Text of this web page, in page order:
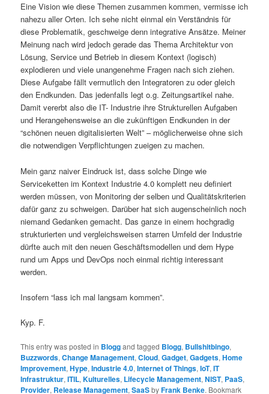
Eine Vision wie diese Themen zusammen kommen, vermisse ich
nahezu aller Orten. Ich sehe nicht einmal ein Verständnis für
diese Problematik, geschweige denn integrative Ansätze. Meiner
Meinung nach wird jedoch gerade das Thema Architektur von
Lösung, Service und Betrieb in diesem Kontext (logisch)
explodieren und viele unangenehme Fragen nach sich ziehen.
Diese Aufgabe fällt vermutlich den Integratoren zu oder gleich
den Endkunden. Das jedenfalls legt o.g. Zeitungsartikel nahe.
Damit vererbt also die IT- Industrie ihre Strukturellen Aufgaben
und Herangehensweise an die zukünftigen Endkunden in der
“schönen neuen digitalisierten Welt” – möglicherweise ohne sich
die notwendigen Verpflichtungen zueigen zu machen.
Mein ganz naiver Eindruck ist, dass solche Dinge wie
Serviceketten im Kontext Industrie 4.0 komplett neu definiert
werden müssen, von Monitoring der selben und Qualitätskriterien
dafür ganz zu schweigen. Darüber hat sich augenscheinlich noch
niemand Gedanken gemacht. Das ganze in einem hochgradig
strukturierten und vergleichsweisen starren Umfeld der Industrie
dürfte auch mit den neuen Geschäftsmodellen und dem Hype
rund um Apps und DevOps noch einmal richtig interessant
werden.
Insofern “lass ich mal langsam kommen”.
Kyp. F.
This entry was posted in Bloggand tagged Blogg, Bullshitbingo,
Buzzwords,Change Management,Cloud,Gadget,Gadgets,Home
Improvement,Hype,Industrie 4.0,Internet of Things,IoT,IT
Infrastruktur,ITIL,Kulturelles, Lifecycle Management,NIST, PaaS,
Provider, Release Management,SaaSbyFrank Benke. Bookmark